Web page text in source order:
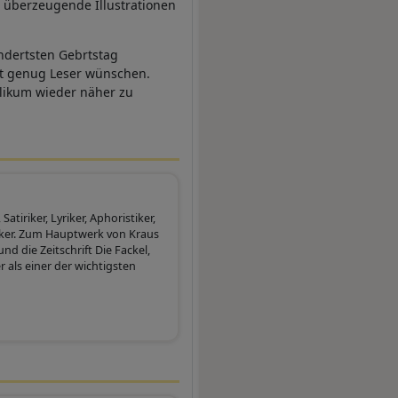
Illustrationen
Gebrtstag
Leser wünschen.
wieder näher zu
Lyriker, Aphoristiker,
Zum Hauptwerk von Kraus
die Zeitschrift Die Fackel,
als einer der wichtigsten